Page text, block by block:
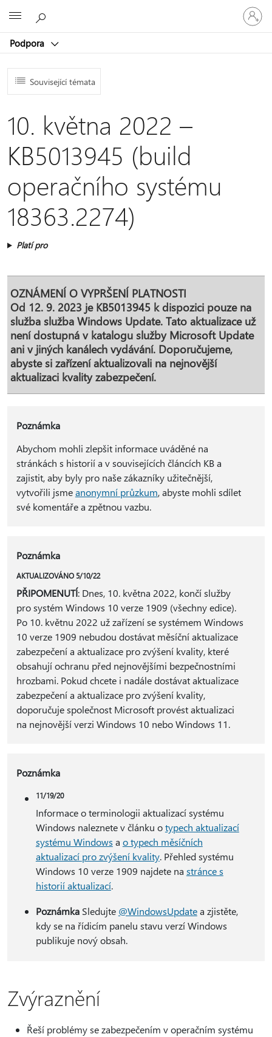
Podpora
Přihlaste
se
ke
účtu
Související témata
10. května 2022 –
KB5013945 (build
operačního systému
18363.2274)
Platí pro
OZNÁMENÍ O VYPRŠENÍ PLATNOSTI
Od 12. 9. 2023 je KB5013945 k dispozici pouze na
služba služba Windows Update. Tato aktualizace už
není dostupná v katalogu služby Microsoft Update
ani v jiných kanálech vydávání. Doporučujeme,
abyste si zařízení aktualizovali na nejnovější
aktualizaci kvality zabezpečení.
Poznámka
Abychom mohli zlepšit informace uváděné na
stránkách s historií a v souvisejících článcích KB a
zajistit, aby byly pro naše zákazníky užitečnější,
vytvořili jsmeanonymní průzkum, abyste mohli sdílet
své komentáře a zpětnou vazbu.
Poznámka
AKTUALIZOVÁNO 5/10/22
PŘIPOMENUTÍ: Dnes, 10. května 2022, končí služby
pro systém Windows 10 verze 1909 (všechny edice).
Po 10. květnu 2022 už zařízení se systémem Windows
10 verze 1909 nebudou dostávat měsíční aktualizace
zabezpečení a aktualizace pro zvýšení kvality, které
obsahují ochranu před nejnovějšími bezpečnostními
hrozbami. Pokud chcete i nadále dostávat aktualizace
zabezpečení a aktualizace pro zvýšení kvality,
doporučuje společnost Microsoft provést aktualizaci
na nejnovější verzi Windows 10 nebo Windows 11.
Poznámka
11/19/20
Informace o terminologii aktualizací systému
Windows naleznete v článku otypech aktualizací
systému Windows a o typech měsíčních
aktualizací pro zvýšení kvality. Přehled systému
Windows 10 verze 1909 najdete na stránce s
historií aktualizací.
PoznámkaSledujte @WindowsUpdatea zjistěte,
kdy se na řídicím panelu stavu verzí Windows
publikuje nový obsah.
Zvýraznění
Řeší problémy se zabezpečením v operačním systému